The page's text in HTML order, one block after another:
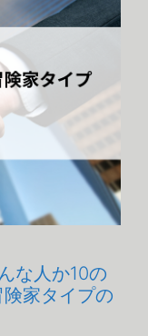
な人か10の
家タイプの